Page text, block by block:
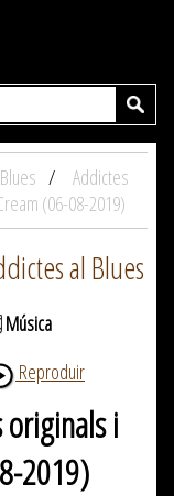
Addictes
(06-08-2019)
al Blues
Música
Reproduir
originals i
2019)